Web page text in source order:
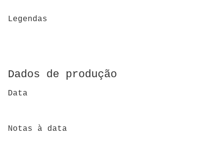
Legendas
Dados de produção
Data
Notas à data